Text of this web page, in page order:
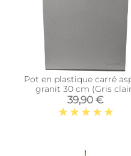
Pot en plastique carré
granit 30 cm (Gris
39,90 €